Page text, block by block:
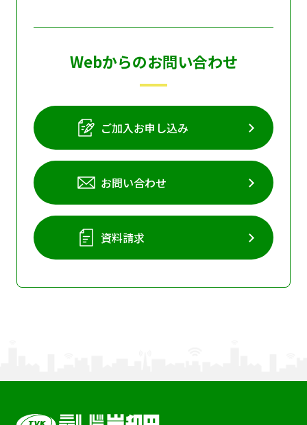
Webからのお問い合わせ
ご加入お申し込み
お問い合わせ
資料請求